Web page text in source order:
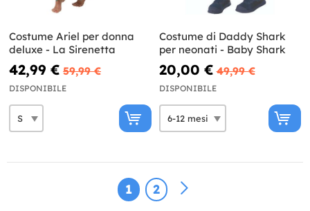
Costume Ariel per donna
deluxe - La Sirenetta
42,99 € 59,99 €
DISPONIBILE
Costume di Daddy Shark
per neonati - Baby Shark
20,00 € 49,99 €
DISPONIBILE
1 2